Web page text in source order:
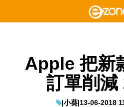
Apple 把新
訂單削減
|小葵|13-06-2018